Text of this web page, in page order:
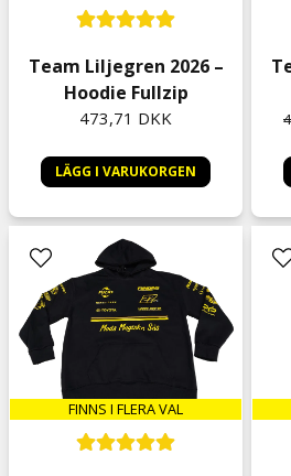
egentligen fel tröja men det fårvgå
Mathilda
for 8 måneder siden
Anita
Peter
for 9 måneder siden
Team Liljegren 2026 –
Hoodie Fullzip
473,71 DKK
LÄGG I VARUKORGEN
FINNS I FLERA VAL